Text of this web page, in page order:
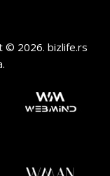
© 2026.bizlife.rs